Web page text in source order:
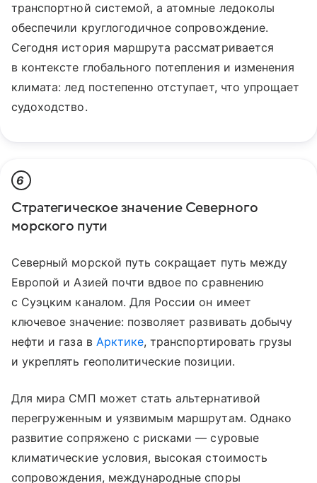
транспортной системой, а атомные ледоколы
обеспечили круглогодичное сопровождение.
Сегодня история маршрута рассматривается
в контексте глобального потепления и изменения
климата: лед постепенно отступает, что упрощает
судоходство.
6
Стратегическое значение Северного
морского пути
Северный морской путь сокращает путь между
Европой и Азией почти вдвое по сравнению
с Суэцким каналом. Для России он имеет
ключевое значение: позволяет развивать добычу
нефти и газа в Арктике, транспортировать грузы
и укреплять геополитические позиции.
Для мира СМП может стать альтернативой
перегруженным и уязвимым маршрутам. Однако
развитие сопряжено с рисками — суровые
климатические условия, высокая стоимость
сопровождения, международные споры